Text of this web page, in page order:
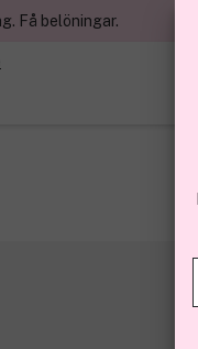
Få belöningar.